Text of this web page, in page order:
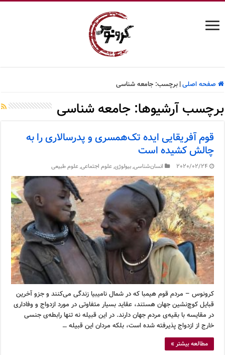
صفحه اصلی| برچسب:جامعه شناسی
برچسب آرشیوها:جامعه شناسی
قوم آفریقایی ایده تک‌همسری و پدرسالاری را به
چالش کشیده است
2020/02/24 انسان‌شناسی,بیولوژی,علوم اجتماعی,علوم طبیعی
کرونوس – مردم قوم هیمبا که در شمال نامیبیا زندگی می‌کنند و جزو آخرین
قبایل کوچ‌نشین جهان هستند، عقاید بسیار متفاوتی در مورد ازدواج و وفاداری
در مقایسه با بقیه‌ی مردم جهان دارند. در این قبیله نه تنها رابطه‌ی جنسی
خارج از ازدواج پذیرفته شده است، بلکه مردان این قبیله …
مطالعه بیشتر »